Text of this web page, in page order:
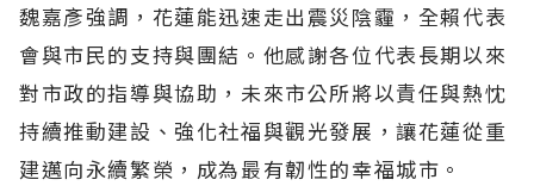
魏嘉彥強調，花蓮能迅速走出震災陰霾，全賴代表
會與市民的支持與團結。他感謝各位代表長期以來
對市政的指導與協助，未來市公所將以責任與熱忱
持續推動建設、強化社福與觀光發展，讓花蓮從重
建邁向永續繁榮，成為最有韌性的幸福城市。